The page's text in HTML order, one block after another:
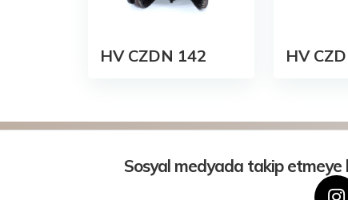
HV CZDN 142 HV
Sosyal medyada takip etmeye